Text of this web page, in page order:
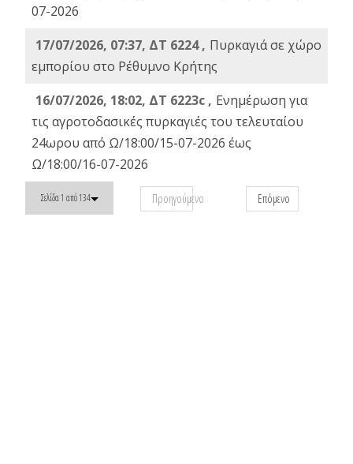
07-2026
17/07/2026, 07:37, ΔΤ 6224 , Πυρκαγιά σε χώρο
εμπορίου στο Ρέθυμνο Κρήτης
16/07/2026, 18:02, ΔΤ 6223c , Ενημέρωση για
τις αγροτοδασικές πυρκαγιές του τελευταίου
24ωρου από Ω/18:00/15-07-2026 έως
Ω/18:00/16-07-2026
Σελίδα 1 από 134 Προηγούμενο Επόμενο